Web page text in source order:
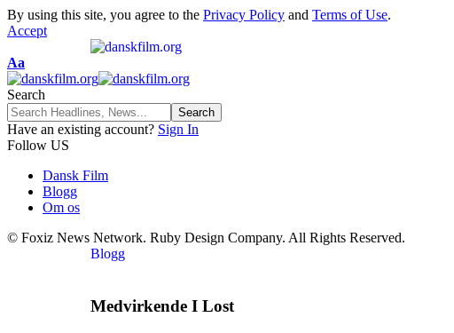
By using this site, you agree to the Privacy Policy and Terms of Use.
Accept
Aa
Search
Have an existing account? Sign In
Follow US
Dansk Film
Blogg
Om os
© Foxiz News Network. Ruby Design Company. All Rights Reserved.
Blogg
Medvirkende I Lost